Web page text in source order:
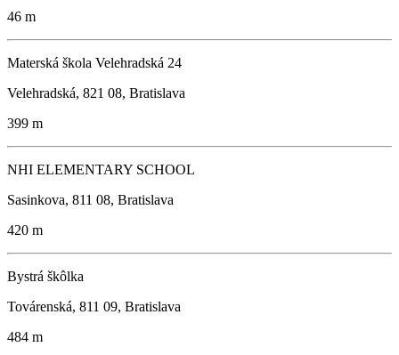
46 m
Materská škola Velehradská 24
Velehradská, 821 08, Bratislava
399 m
NHI ELEMENTARY SCHOOL
Sasinkova, 811 08, Bratislava
420 m
Bystrá škôlka
Továrenská, 811 09, Bratislava
484 m